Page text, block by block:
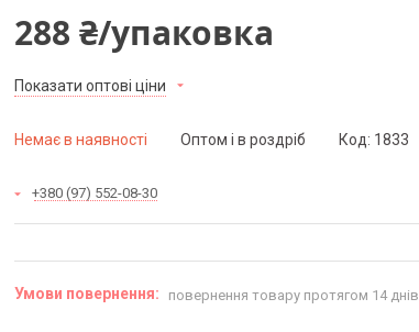
288 ₴/упаковка
Показати оптові ціни
Немає в наявності Оптом і в роздріб Код: 1833
+380 (97) 552-08-30
повернення товару протягом 14 днів